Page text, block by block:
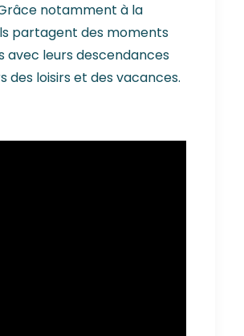
notamment à la
partagent des moments
avec leurs descendances
des loisirs et des vacances.